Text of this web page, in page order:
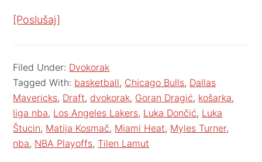
[Poslušaj]
Filed Under: Dvokorak
Tagged With: basketball, Chicago Bulls, Dallas
Mavericks, Draft, dvokorak, Goran Dragić, košarka,
liga nba, Los Angeles Lakers, Luka Dončić, Luka
Štucin, Matija Kosmač, Miami Heat, Myles Turner,
nba, NBA Playoffs,Tilen Lamut